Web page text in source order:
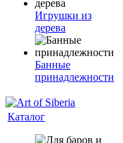
Игрушки из
дерева
Банные
принадлежности
Каталог